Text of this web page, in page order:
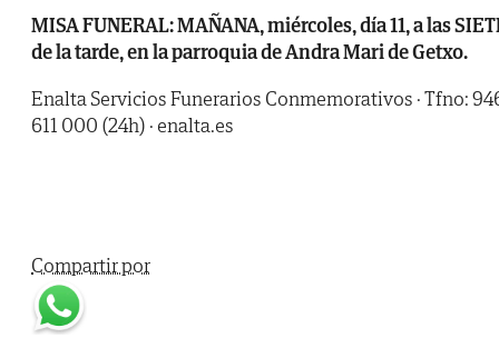
MISA FUNERAL: MAÑANA, miércoles, día 11, a las
de la tarde, en la parroquia de Andra Mari de Getxo.
Enalta Servicios Funerarios Conmemorativos · Tfno:
611 000 (24h) · enalta.es
Compartir por